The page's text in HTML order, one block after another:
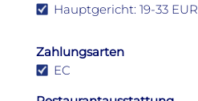
Hauptgericht: 19-33 EUR
Zahlungsarten
EC